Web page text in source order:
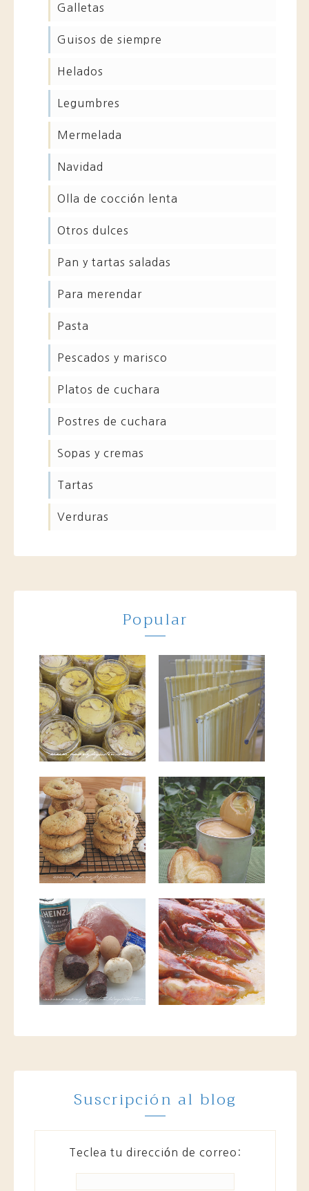
galletas
guisos de siempre
helados
legumbres
mermelada
navidad
olla de cocción lenta
otros dulces
pan y tartas saladas
para merendar
pasta
pescados y marisco
platos de cuchara
postres de cuchara
sopas y cremas
tartas
verduras
Popular
Suscripción al blog
Teclea tu dirección de correo: